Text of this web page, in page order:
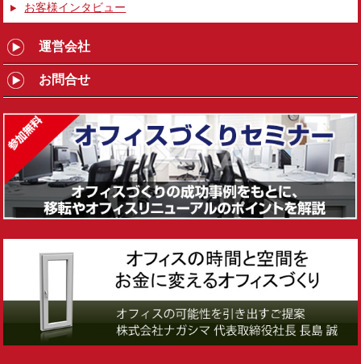
お客様インタビュー
運営会社
お問合せ